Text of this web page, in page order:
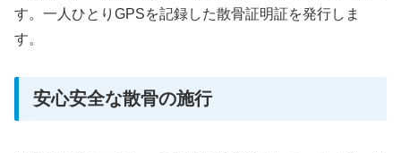
す。一人ひとりGPSを記録した散骨証明証を発行しま
す。
安心安全な散骨の施行